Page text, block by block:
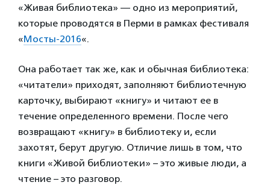
«Живая библиотека» — одно из мероприятий,
которые проводятся в Перми в рамках фестиваля
«Мосты-2016«.
Она работает так же, как и обычная библиотека:
«читатели» приходят, заполняют библиотечную
карточку, выбирают «книгу» и читают ее в
течение определенного времени. После чего
возвращают «книгу» в библиотеку и, если
захотят, берут другую. Отличие лишь в том, что
книги «Живой библиотеки» – это живые люди, а
чтение – это разговор.